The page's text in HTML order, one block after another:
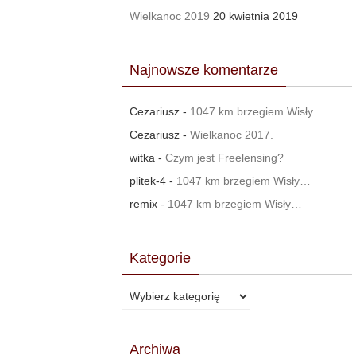
Wielkanoc 2019 20 kwietnia 2019
Najnowsze komentarze
Cezariusz - 1047 km brzegiem Wisły…
Cezariusz - Wielkanoc 2017.
witka - Czym jest Freelensing?
plitek-4 - 1047 km brzegiem Wisły…
remix - 1047 km brzegiem Wisły…
Kategorie
Kategorie
Archiwa